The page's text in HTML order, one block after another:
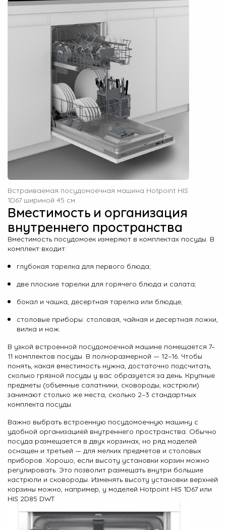
Встраиваемая посудомоечная машина Hotpoint HIS
1D67 шириной 45 см
Вместимость и организация
внутреннего пространства
Вместимость посудомоек измеряют в комплектах посуды. В
комплект входит:
глубокая тарелка для первого блюда;
две плоские тарелки для горячего блюда и салата;
бокал и чашка, десертная тарелка или блюдце;
столовые приборы: столовая, чайная и десертная ложки,
вилка и нож.
В узкой встроенной посудомоечной машине помещается 7–
11 комплектов посуды. В полноразмерной — 12–16. Чтобы
понять, какая вместимость нужна, достаточно подсчитать,
сколько грязной посуды у вас образуется за день. Крупные
предметы (объемные салатники, сковороды, кастрюли)
занимают столько же места, сколько 2–3 стандартных
комплекта посуды.
Важно выбрать встроенную посудомоечную машину с
удобной организацией внутреннего пространства. Обычно
посуда размещается в двух корзинах, но ряд моделей
оснащен и третьей — для мелких предметов и столовых
приборов. Хорошо, если высоту установки корзин можно
регулировать. Это позволит размещать внутри большие
кастрюли и сковороды. Изменять высоту установки верхней
корзины можно, например, у моделей Hotpoint HIS 1D67 или
HIS 2D85 DWT.